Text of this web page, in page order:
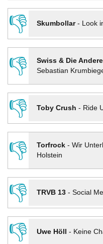
👎
Skumbollar- Look
👎
Swiss & Die
Sebastian
👎
Toby Crush - Ride
👎
Torfrock- Wir
Holstein
👎
TRVB 13- Social
👎
Uwe Höll - Keine